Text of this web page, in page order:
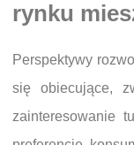
rynku
Perspektywy
się obiecujące,
zainteresowanie